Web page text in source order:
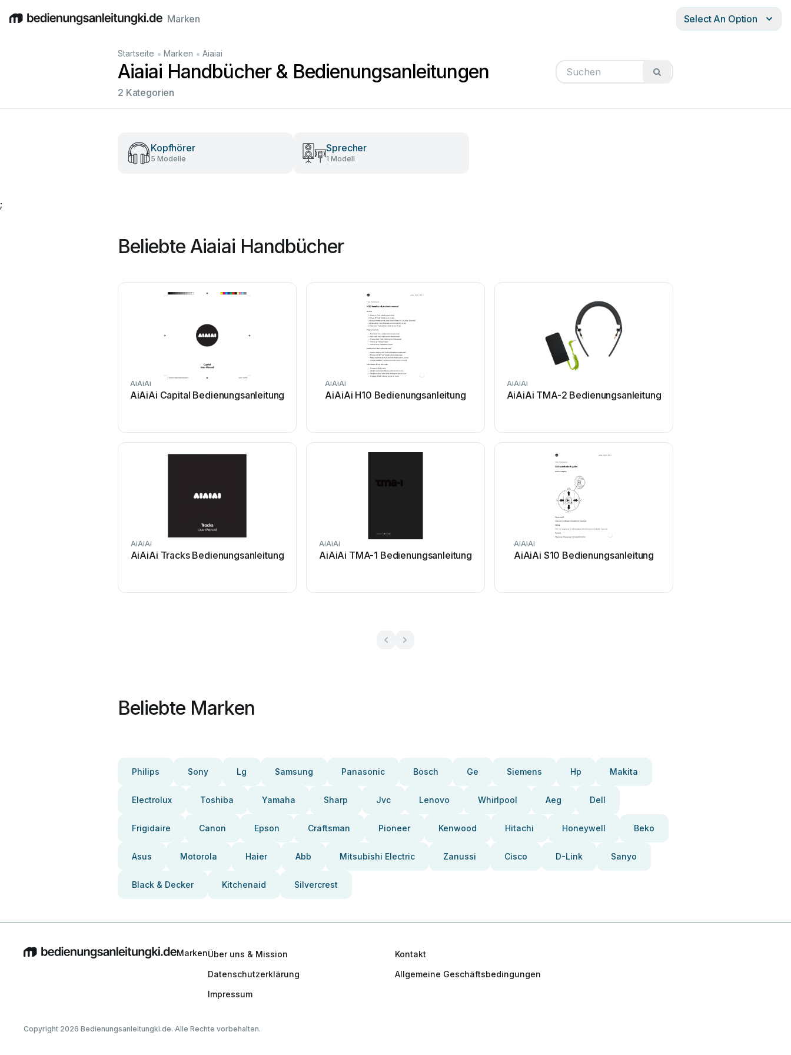
EnglishDeutschEspañolItalianoFrançais
Marken Select An Option
Startseite • Marken • Aiaiai
Aiaiai Handbücher & Bedienungsanleitungen
2 Kategorien
Kopfhörer
5 Modelle
Sprecher
1 Modell
;
Beliebte Aiaiai Handbücher
AiAiAi
AiAiAi Capital Bedienungsanleitung
AiAiAi
AiAiAi H10 Bedienungsanleitung
AiAiAi
AiAiAi TMA-2 Bedienungsanleitung
AiAiAi
AiAiAi Tracks Bedienungsanleitung
AiAiAi
AiAiAi TMA-1 Bedienungsanleitung
AiAiAi
AiAiAi S10 Bedienungsanleitung
Beliebte Marken
Philips Sony Lg Samsung Panasonic Bosch Ge Siemens Hp Makita
Electrolux Toshiba Yamaha Sharp Jvc Lenovo Whirlpool Aeg Dell
Frigidaire Canon Epson Craftsman Pioneer Kenwood Hitachi Honeywell Beko
Asus Motorola Haier Abb Mitsubishi Electric Zanussi Cisco D-Link Sanyo
Black & Decker Kitchenaid Silvercrest
MarkenÜber uns & Mission
Kontakt
Datenschutzerklärung
Allgemeine Geschäftsbedingungen
Impressum
Copyright 2026 Bedienungsanleitungki.de. Alle Rechte vorbehalten.